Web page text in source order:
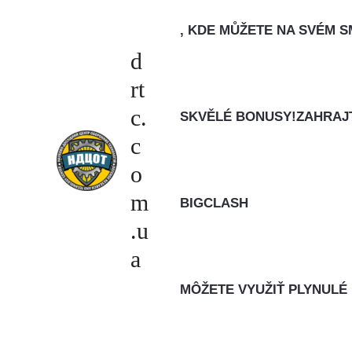
d
rt
c.
c
o
m
.u
a
, KDE MŮŽETE NA SVÉM
SKVĚLÉ
BIGCLASH
MÔŽETE VYUŽIŤ